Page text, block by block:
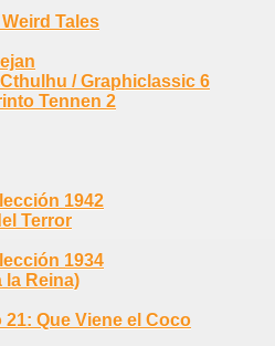
Tales
/ Graphiclassic 6
Tennen 2
1942
Terror
1934
la Reina)
Que Viene el Coco